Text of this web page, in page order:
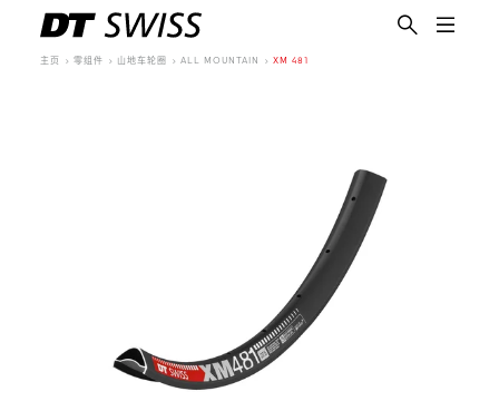
主页 零组件 山地车轮圈 ALL MOUNTAIN XM 481